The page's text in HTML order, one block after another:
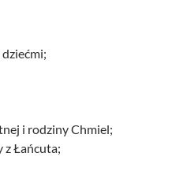
dziećmi;
i rodziny Chmiel;
z Łańcuta;